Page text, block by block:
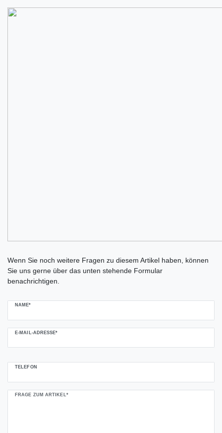
Wenn Sie noch weitere Fragen zu diesem Artikel haben, können
Sie uns gerne über das unten stehende Formular
benachrichtigen.
NAME*
E-MAIL-ADRESSE*
TELEFON
FRAGE ZUM ARTIKEL*